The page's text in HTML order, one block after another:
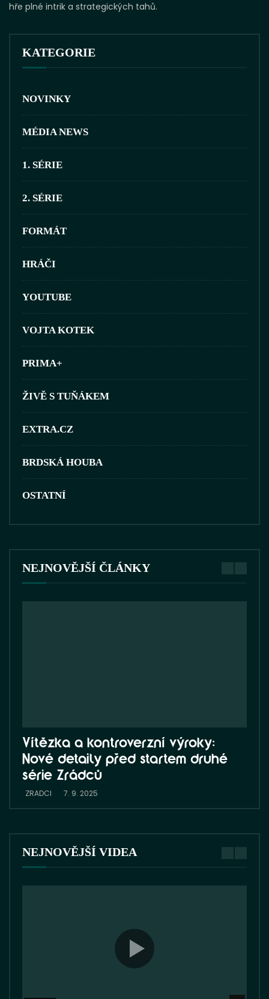
hře plné intrik a strategických tahů.
KATEGORIE
NOVINKY
MÉDIA NEWS
1. SÉRIE
2. SÉRIE
FORMÁT
HRÁČI
YOUTUBE
VOJTA KOTEK
PRIMA+
ŽIVĚ S TUŇÁKEM
EXTRA.CZ
BRDSKÁ HOUBA
OSTATNÍ
NEJNOVĚJŠÍ ČLÁNKY
Vítězka a kontroverzní výroky:
Nové detaily před startem druhé
série Zrádců
ZRADCI 7. 9. 2025
NEJNOVĚJŠÍ VIDEA